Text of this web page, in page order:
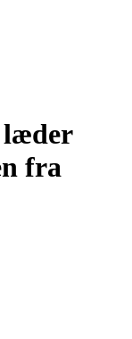
læder
fra